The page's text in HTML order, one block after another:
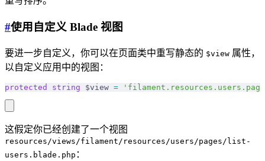
#使用自定义 Blade 视图
要进一步自定义，你可以在页面类中重写静态的 $view 属性，
以自定义应用中的视图：
protected string $view =
这假定你已经创建了一个视图
resources/views/filament/resources/users/pages/list-
users.blade.php ：